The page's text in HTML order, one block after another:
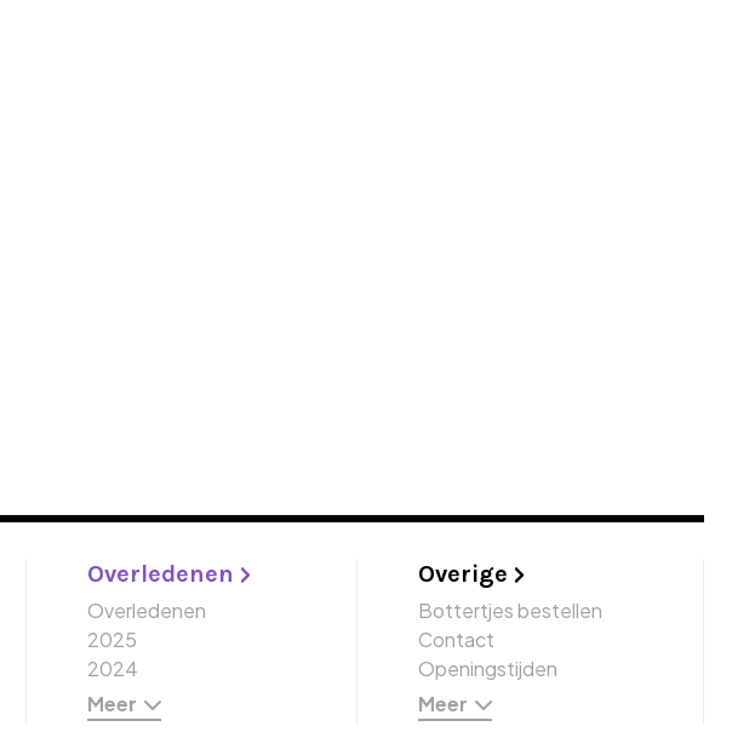
Overledenen
Overledenen
2025
2024
Meer
Overige
Bottertjes bestellen
Contact
Openingstijden
Meer